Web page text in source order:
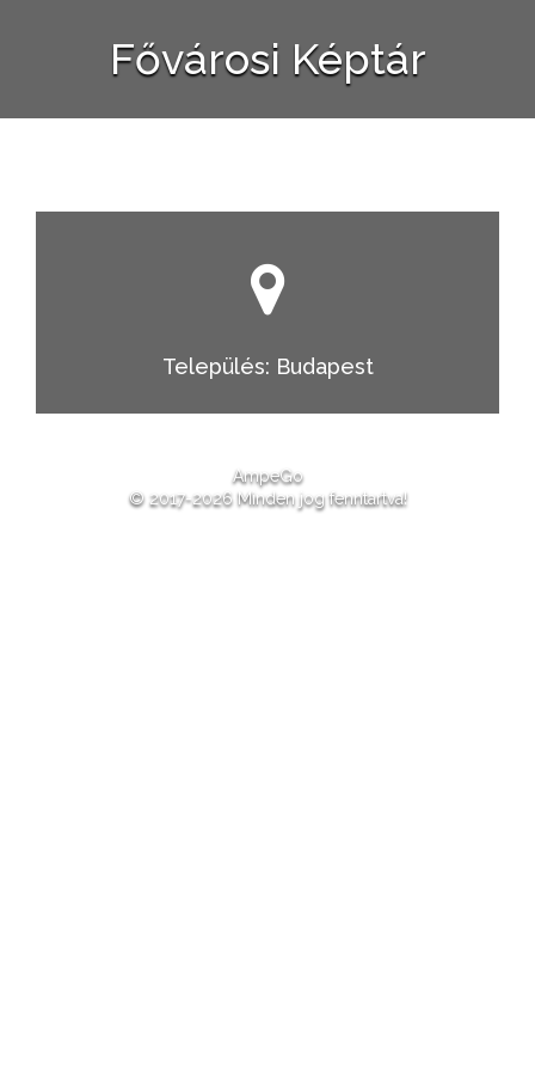
Fővárosi Képtár
Település: Budapest
AmpeGo
© 2017-2026 Minden jog fenntartva!